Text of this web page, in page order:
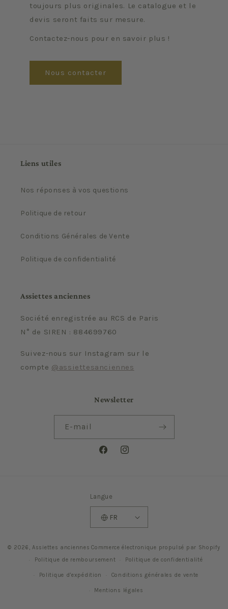
toujours plus originales. Le catalogue et le
devis seront faits sur mesure.
Contactez-nous pour en savoir plus !
Nous contacter
Liens utiles
Nos réponses à vos questions
Politique de retour
Conditions Générales de Vente
Politique de confidentialité
Assiettes anciennes
Société enregistrée au RCS de Paris
N° de SIREN : 884699760
Suivez-nous sur Instagram sur le
compte @assiettesanciennes
Newsletter
E-mail
FacebookInstagram
Langue
FR
© 2026,Assiettes anciennes Commerce électronique propulsé par Shopify
Politique de remboursement
Politique de confidentialité
Politique d’expédition Conditions générales de vente
Mentions légales